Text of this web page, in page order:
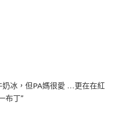
奶冰，但PA媽很愛 …更在在紅
布丁”